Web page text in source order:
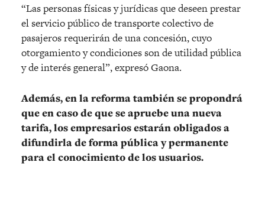
“Las personas físicas y jurídicas que deseen prestar
el servicio público de transporte colectivo de
pasajeros requerirán de una concesión, cuyo
otorgamiento y condiciones son de utilidad pública
y de interés general”, expresó Gaona.
Además, en la reforma también se propondrá
que en caso de que se apruebe una nueva
tarifa, los empresarios estarán obligados a
difundirla de forma pública y permanente
para el conocimiento de los usuarios.